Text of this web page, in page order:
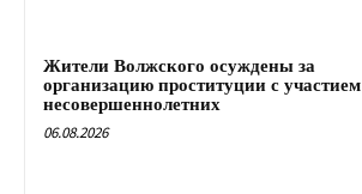
Жители Волжского осуждены за
организацию проституции с участием
несовершеннолетних
06.08.2026